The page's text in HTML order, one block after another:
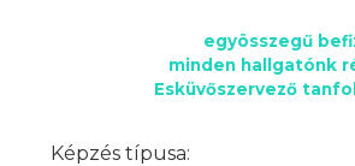
egyösszegű
minden hallgatónk
Esküvőszervező
Képzés típusa: